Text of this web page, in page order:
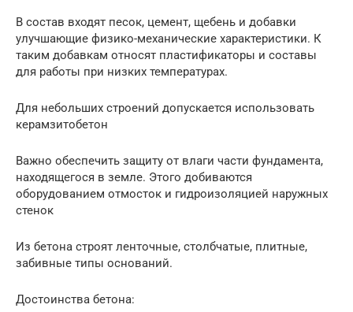
В состав входят песок, цемент, щебень и добавки
улучшающие физико-механические характеристики. К
таким добавкам относят пластификаторы и составы
для работы при низких температурах.
Для небольших строений допускается использовать
керамзитобетон
Важно обеспечить защиту от влаги части фундамента,
находящегося в земле. Этого добиваются
оборудованием отмосток и гидроизоляцией наружных
стенок
Из бетона строят ленточные, столбчатые, плитные,
забивные типы оснований.
Достоинства бетона: